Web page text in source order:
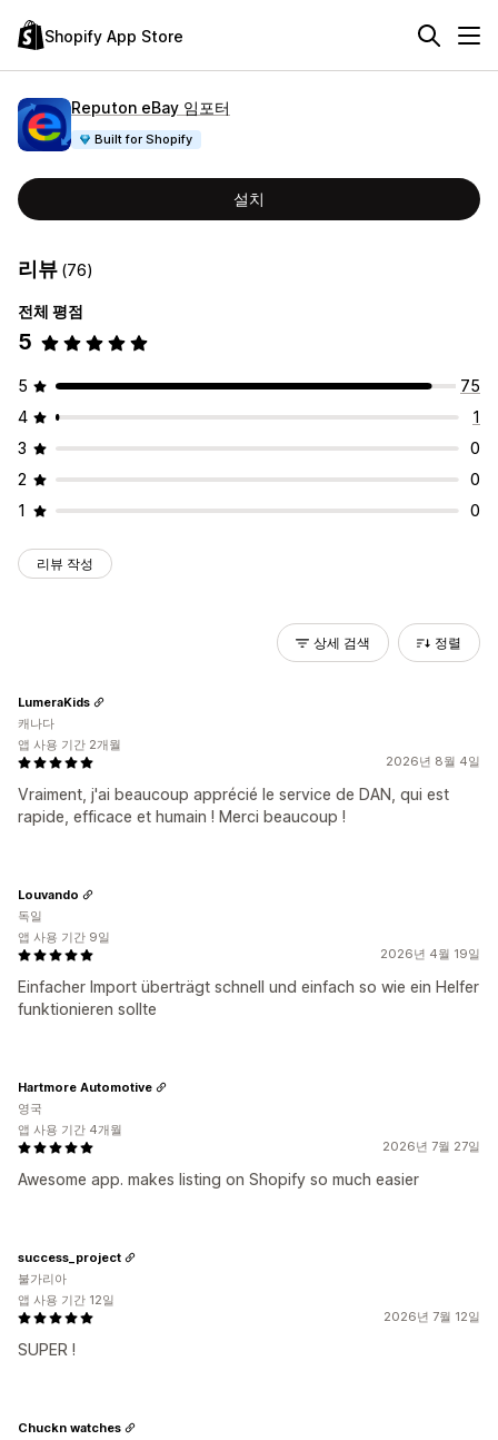
Shopify App Store
Reputon eBay 임포터
Built for Shopify
설치
리뷰 (76)
전체 평점
5
5
75
4
1
3
0
2
0
1
0
리뷰 작성
상세 검색 정렬
2026년 8월 4일
Vraiment, j'ai beaucoup apprécié le service de DAN, qui est
rapide, efficace et humain ! Merci beaucoup !
LumeraKids
캐나다
앱 사용 기간 2개월
2026년 4월 19일
Einfacher Import überträgt schnell und einfach so wie ein Helfer
funktionieren sollte
Louvando
독일
앱 사용 기간 9일
2026년 7월 27일
Awesome app. makes listing on Shopify so much easier
Hartmore Automotive
영국
앱 사용 기간 4개월
2026년 7월 12일
SUPER !
success_project
불가리아
앱 사용 기간 12일
Chuckn watches